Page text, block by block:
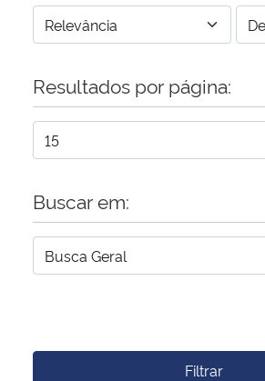
Resultados por página:
Buscar em:
Filtrar